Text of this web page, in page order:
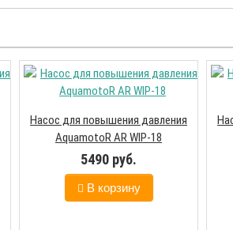
Насос для повышения давления
AquamotoR AR WIP-18
5490 руб.
В корзину